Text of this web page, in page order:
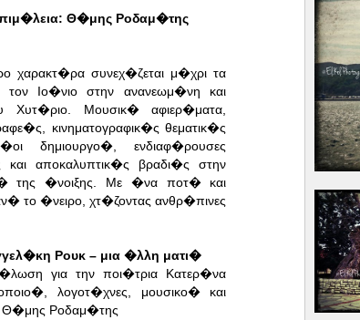
Θ�μης Ροδαμ�της
χαρακτ�ρα συνεχ�ζεται μ�χρι τα
Ιο�νιο στην ανανεωμ�νη και
Μουσικ� αφιερ�ματα,
κινηματογραφικ�ς θεματικ�ς
δημιουργο�, ενδιαφ�ρουσες
αποκαλυπτικ�ς βραδι�ς στην
της �νοιξης. Με �να ποτ� και
το �νειρο, χτ�ζοντας ανθρ�πινες
Ρουκ – μια �λλη ματι�
για την ποι�τρια Κατερ�να
λογοτ�χνες, μουσικο� και
Θ�μης Ροδαμ�της